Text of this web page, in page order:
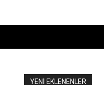
YENİ EKLENENLER